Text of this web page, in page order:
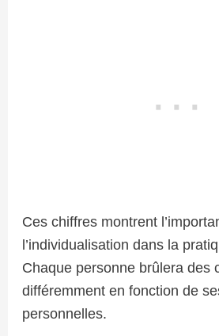
Ces chiffres montrent
l’individualisation dans la
Chaque personne brûlera des
différemment en fonction de
personnelles.